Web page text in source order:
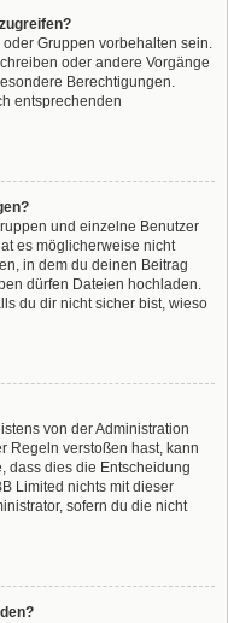
Gruppen vorbehalten sein.
oder andere Vorgänge
Berechtigungen.
entsprechenden
und einzelne Benutzer
es möglicherweise nicht
in dem du deinen Beitrag
dürfen Dateien hochladen.
du dir nicht sicher bist, wieso
von der Administration
Regeln verstoßen hast, kann
dass dies die Entscheidung
Limited nichts mit dieser
sofern du die nicht